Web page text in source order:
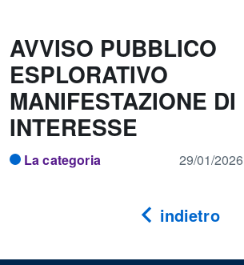
AVVISO PUBBLICO
ESPLORATIVO
MANIFESTAZIONE DI
INTERESSE
La categoria 29/01/2026
indietro